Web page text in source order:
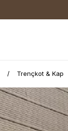
Trençkot & Kap